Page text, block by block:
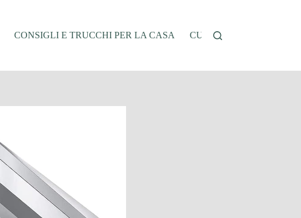
CONSIGLI E TRUCCHI PER LA CASA CUCINA E RICETTE